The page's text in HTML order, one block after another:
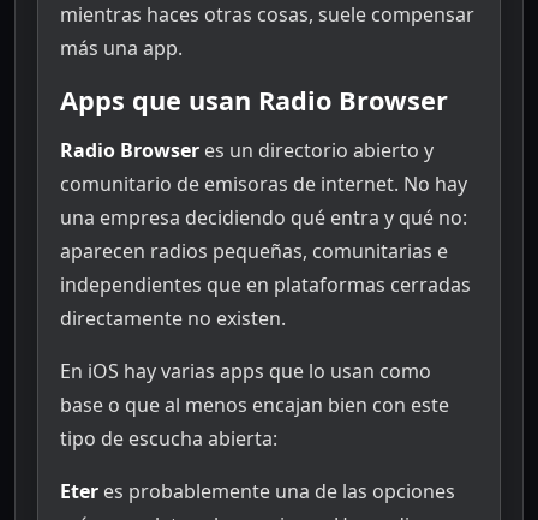
mientras haces otras cosas, suele compensar
más una app.
Apps que usan Radio Browser
Radio Browser es un directorio abierto y
comunitario de emisoras de internet. No hay
una empresa decidiendo qué entra y qué no:
aparecen radios pequeñas, comunitarias e
independientes que en plataformas cerradas
directamente no existen.
En iOS hay varias apps que lo usan como
base o que al menos encajan bien con este
tipo de escucha abierta:
Eter es probablemente una de las opciones